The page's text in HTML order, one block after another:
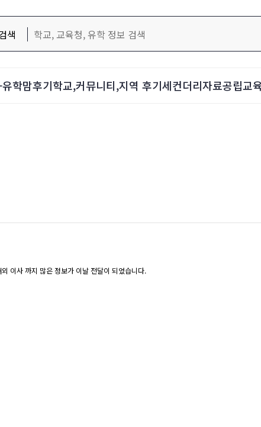
색
학맘후기학교,커뮤니티,지역 후기세컨더리자료공립교
이사 까지 많은 정보가 이날 전달이 되었습니다.